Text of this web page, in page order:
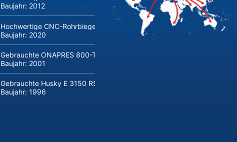
Baujahr: 2012
Hochwertige CNC-Rohrbiegemaschine transfluid DB 642-CNC-R/L zu
Baujahr: 2020
Gebrauchte ONAPRES 800-Tonnen Hydraulikpresse kaufen
Baujahr: 2001
Gebrauchte Husky E 3150 RS 170/155 Spritzgießmaschine kaufen
Baujahr:1996